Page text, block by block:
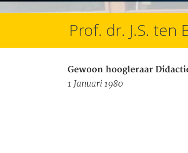
Prof. dr. J.S. ten
Gewoon hoogleraar
1 Januari 1980